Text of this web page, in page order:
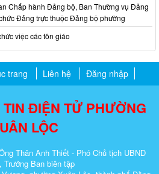
Chấp hành Đảng bộ, Ban Thường vụ Đảng
Đảng trực thuộc Đảng bộ phường
việc các tôn giáo
trang Liên hệ Đăng nhập
ĐIỆN TỬ PHƯỜNG
LỘC
Thân Anh Thiết - Phó Chủ tịch UBND
Trưởng Ban biên tập